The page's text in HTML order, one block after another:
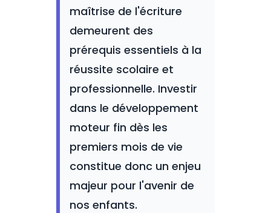
maîtrise de l'écriture
demeurent des
prérequis essentiels à la
réussite scolaire et
professionnelle. Investir
dans le développement
moteur fin dès les
premiers mois de vie
constitue donc un enjeu
majeur pour l'avenir de
nos enfants.